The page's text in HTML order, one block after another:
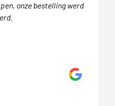
onze bestelling werd